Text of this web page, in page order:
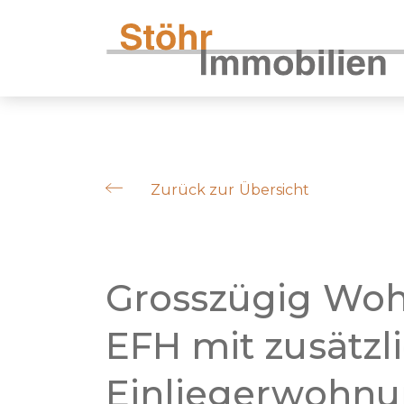
Zurück zur Übersicht
Grosszügig
EFH mit